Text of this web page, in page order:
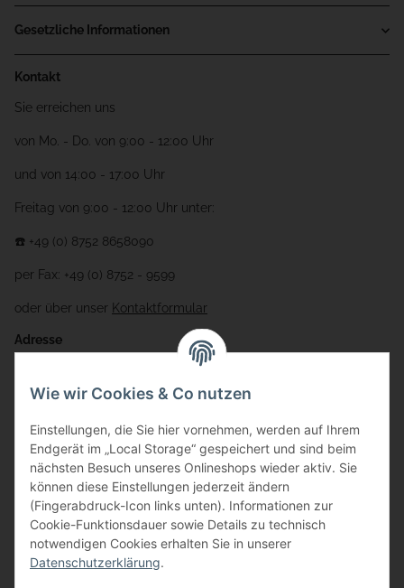
Gesetzliche Informationen
Kontakt
Sie erreichen uns
von Mo. - Do. von 9:00 - 12:00 Uhr
und von 14:00 - 17:00 Uhr
Freitag von 9:00 - 12:00 Uhr unter:
☎️ +49 (0) 8752 8658090
per Fax: +49 (0) 8752 - 9599
oder über unser Kontaktformular
Adresse
Gewerbering 17
84072 Au i.d. Hallertau
info@bauer-tore.de
Wie wir Cookies & Co nutzen
Einstellungen, die Sie hier vornehmen, werden auf Ihrem
Endgerät im „Local Storage“ gespeichert und sind beim
nächsten Besuch unseres Onlineshops wieder aktiv. Sie
können diese Einstellungen jederzeit ändern
(Fingerabdruck-Icon links unten). Informationen zur
Cookie-Funktionsdauer sowie Details zu technisch
notwendigen Cookies erhalten Sie in unserer
Datenschutzerklärung.